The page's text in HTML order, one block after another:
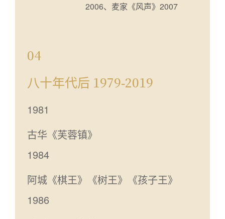
2006、麦家《风声》2007
04
八十年代后 1979-2019
1981
古华《芙蓉镇》
1984
阿城《棋王》《树王》《孩子王》
1986